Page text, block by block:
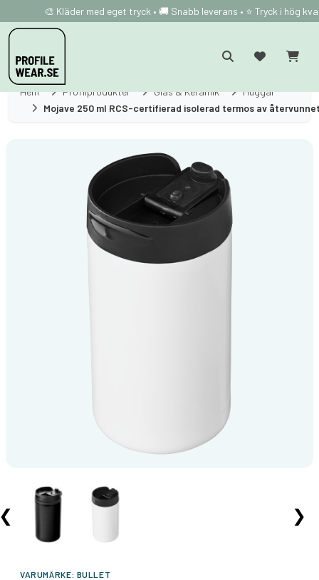
🎨 Kläder med eget tryck • 🚚 Snabb leverans • ⭐ Tryck i hög
Hem Profilprodukter Glas & Keramik
Muggar
Mojave 250 ml RCS-certifierad isolerad termos av
❯
VARUMÄRKE: BULLET